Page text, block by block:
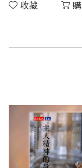
收藏